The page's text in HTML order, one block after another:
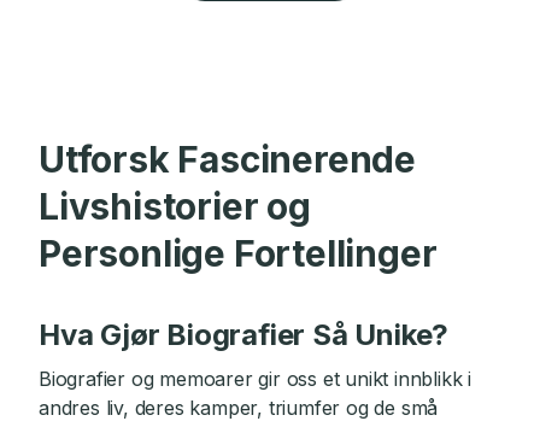
Utforsk Fascinerende
Livshistorier og
Personlige Fortellinger
Hva Gjør Biografier Så Unike?
Biografier og memoarer gir oss et unikt innblikk i
andres liv, deres kamper, triumfer og de små